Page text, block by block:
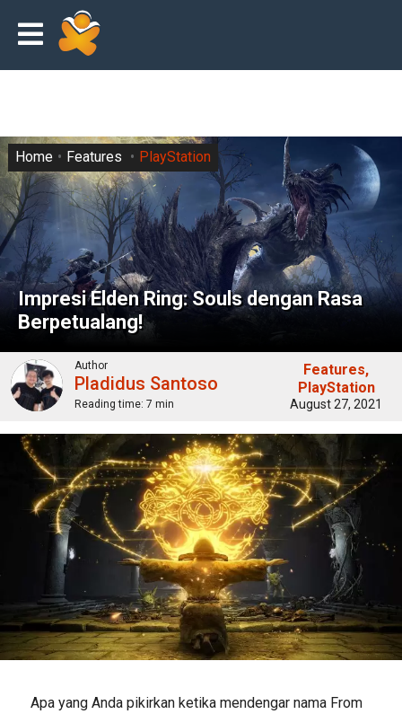
Impresi Elden Ring: Souls dengan Rasa
Berpetualang!
Home Features PlayStation
Author
Pladidus Santoso
Reading time: 7 min
Features
PlayStation
August 27, 2021
Apa yang Anda pikirkan ketika mendengar nama From